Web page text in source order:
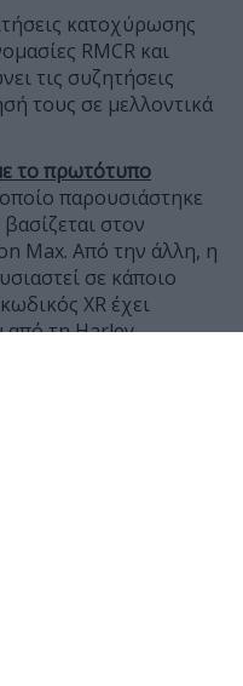
κατοχύρωσης
RMCR και
τις συζητήσεις
τους σε μελλοντικά
το πρωτότυπο
παρουσιάστηκε
στον
Max. Από την άλλη, η
σε κάποιο
XR έχει
από τη Harley-